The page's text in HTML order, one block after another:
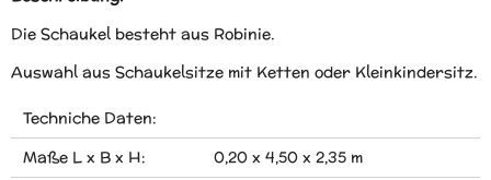
Die Schaukel besteht aus Robinie.
Auswahl aus Schaukelsitze mit Ketten oder Kleinkindersitz.
Techniche Daten:
Maße L x B x H:
0,20 x 4,50 x 2,35 m